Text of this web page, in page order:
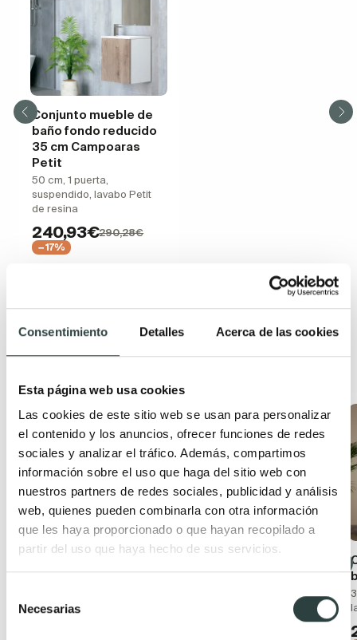
Consentimiento Detalles Acerca de las cookies
Esta página web usa cookies
Las cookies de este sitio web se usan para personalizar
el contenido y los anuncios, ofrecer funciones de redes
sociales y analizar el tráfico. Además, compartimos
información sobre el uso que haga del sitio web con
nuestros partners de redes sociales, publicidad y análisis
web, quienes pueden combinarla con otra información
que les haya proporcionado o que hayan recopilado a
partir del uso que haya hecho de sus servicios.
Necesarias
Conjunto mueble de
baño fondo reducido
35 cm Campoaras
Petit
50 cm, 1 puerta,
suspendido, lavabo Petit
de resina
240,93€290,28€
−17%
Productos relacionados
Oferta
Conjunto mueble de
baño moderno
Suspendido con lavabo
Oferta
encimera de madera